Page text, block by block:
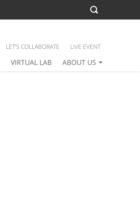
VIRTUAL LAB ABOUT US
LET’S COLLABORATE LIVE EVENT